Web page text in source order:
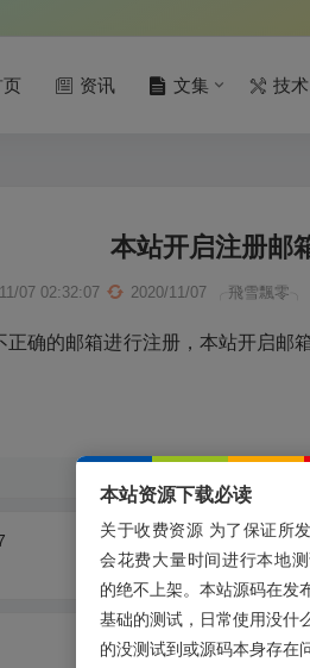
资讯 文集 技术
本站开启注册邮
07 02:32:07 2020/11/07 ╭飛雪飄零╮
确的邮箱进行注册，本站开启
本站资源下载必读
关于收费资源 为了保证所
会花费大量时间进行本地
的绝不上架。本站源码在发
基础的测试，日常使用没什
的没测试到或源码本身存在